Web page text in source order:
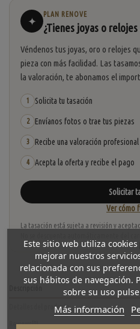
✦
PLAN RENOVE
¿Tienes joyas o
Véndenos tus joyas, oro o relojes
pieza con más facilidad. Las
la valoración, te abonamos el
1 Solicita tu tasación
2 Envíanos fotos o trae tus piezas
3 Recibe una valoración profesional
4 Acepta la oferta y recibe el pago
Solicitar
Ver cómo
La tasación está sujeta a revisión y
Detalles del producto
Reviews(0)
Este sitio web utiliza
mejorar nuestros
relacionada con sus
sus hábitos de navegación.
sobre su uso
Más información